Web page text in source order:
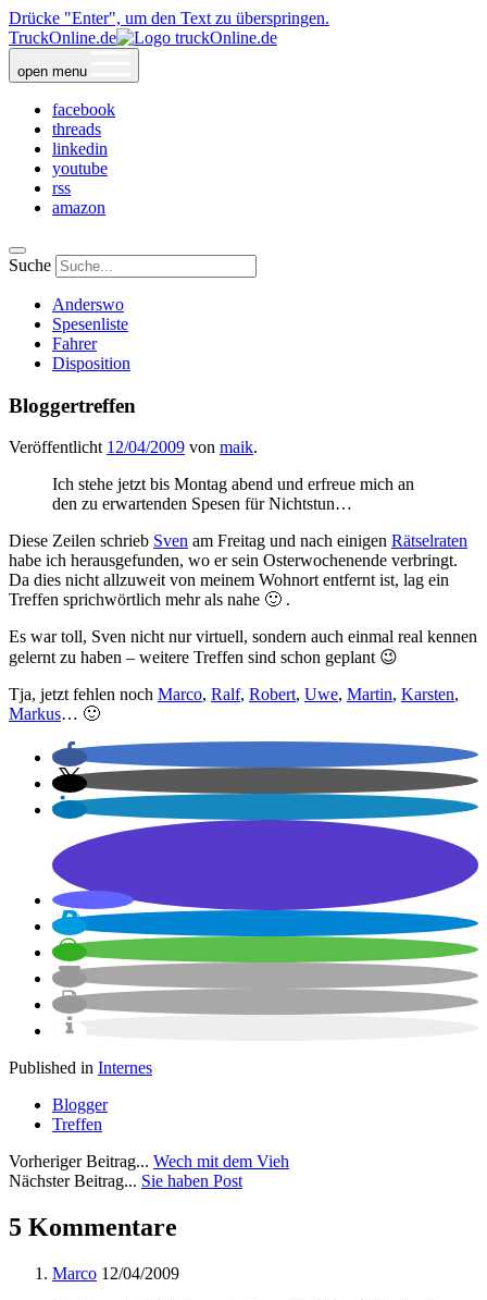
Drücke "Enter", um den Text zu überspringen.
TruckOnline.de
open menu
facebook
threads
linkedin
youtube
rss
amazon
Suche
Anderswo
Spesenliste
Fahrer
Disposition
Bloggertreffen
Veröffentlicht 12/04/2009 von maik.
Ich stehe jetzt bis Montag abend und erfreue mich an
den zu erwartenden Spesen für Nichtstun…
Diese Zeilen schrieb Sven am Freitag und nach einigen Rätselraten
habe ich herausgefunden, wo er sein Osterwochenende verbringt.
Da dies nicht allzuweit von meinem Wohnort entfernt ist, lag ein
Treffen sprichwörtlich mehr als nahe 🙂 .
Es war toll, Sven nicht nur virtuell, sondern auch einmal real kennen
gelernt zu haben – weitere Treffen sind schon geplant 😉
Tja, jetzt fehlen noch Marco, Ralf, Robert, Uwe, Martin, Karsten,
Markus… 🙂
Published in Internes
Blogger
Treffen
Vorheriger Beitrag... Wech mit dem Vieh
Nächster Beitrag... Sie haben Post
5 Kommentare
Marco 12/04/2009